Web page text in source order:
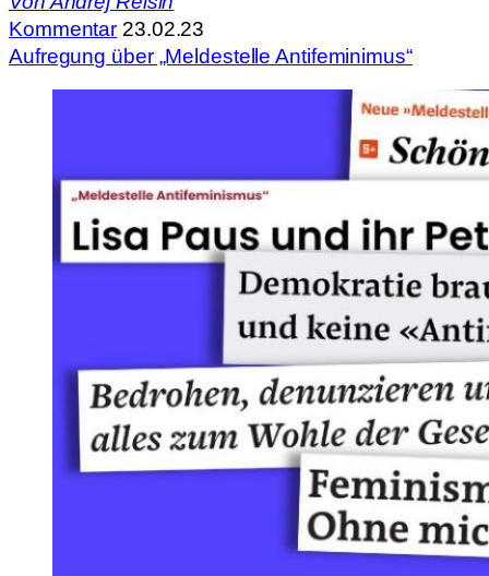
Kommentar 23.02.23
Aufregung über „Meldestelle Antifeminimus“